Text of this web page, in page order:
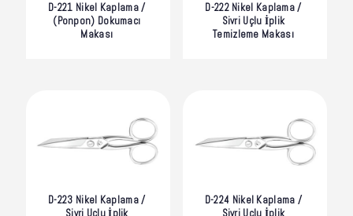
D-221 Nikel Kaplama /
(Ponpon) Dokumacı
Makası
D-222 Nikel Kaplama /
Sivri Uçlu İplik
Temizleme Makası
D-223 Nikel Kaplama /
D-224 Nikel Kaplama /